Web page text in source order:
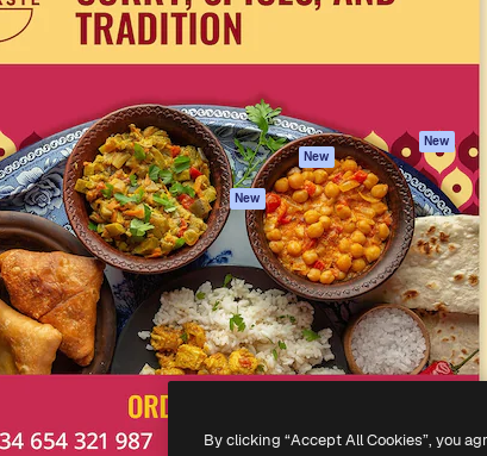
imagens
Gerador de vídeos
Conteúdo de stock
MCP para
Claude/ChatGPT
New
Agentes New
API
App móvel
Todas as
ferramentas
condições
Originais New
Política de cookies
Central de
confiabilidade
Afiliados
Empresas
Freepik Company S.L.U. Todos os direitos reservados.
By clicking “Accept All Cookies”, you